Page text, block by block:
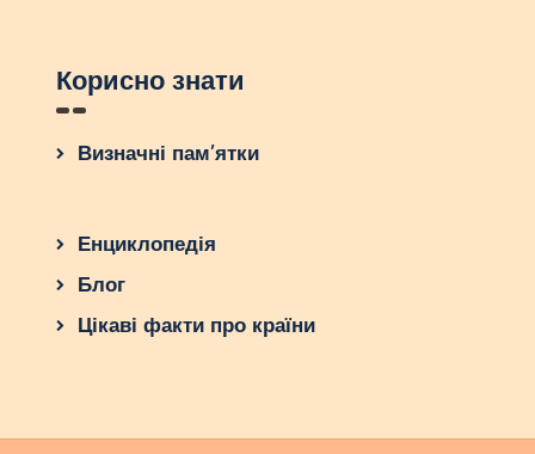
Корисно знати
Визначні пам’ятки
Енциклопедія
Блог
Цікаві факти про країни